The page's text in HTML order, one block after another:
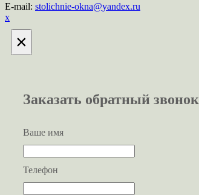
E-mail: stolichnie-okna@yandex.ru
х
×
Заказать обратный звонок
Ваше имя
Телефон